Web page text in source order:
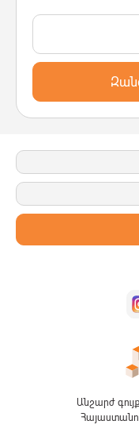
Անշարժ